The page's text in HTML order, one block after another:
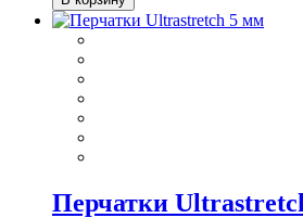
Перчатки